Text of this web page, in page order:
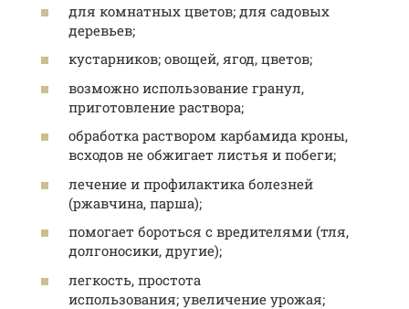
для комнатных цветов; для садовых
деревьев;
кустарников; овощей, ягод, цветов;
возможно использование гранул,
приготовление раствора;
обработка раствором карбамида кроны,
всходов не обжигает листья и побеги;
лечение и профилактика болезней
(ржавчина, парша);
помогает бороться с вредителями (тля,
долгоносики, другие);
легкость, простота
использования; увеличение урожая;